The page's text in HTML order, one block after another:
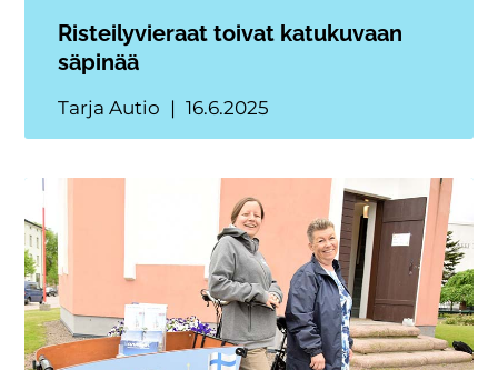
Risteilyvieraat toivat katukuvaan
säpinää
Tarja Autio 16.6.2025